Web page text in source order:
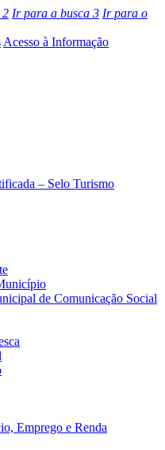
2 Ir para a busca 3 Ir para o
Acesso à Informação
– Selo Turismo
de Comunicação Social
Emprego e Renda